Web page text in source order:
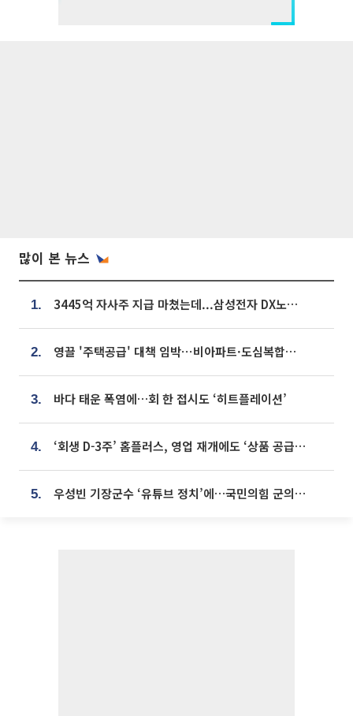
많이 본 뉴스
1. 3445억 자사주 지급 마쳤는데...삼성전자 DX노조, 뒤늦은 '떼쓰기 집회'
2. 영끌 '주택공급' 대책 임박⋯비아파트·도심복합까지 총동원
3. 바다 태운 폭염에…회 한 접시도 ‘히트플레이션’
4. ‘회생 D-3주’ 홈플러스, 영업 재개에도 ‘상품 공급망’ 복구가 생존 관건
5. 우성빈 기장군수 ‘유튜브 정치’에…국민의힘 군의원들 집단 반발